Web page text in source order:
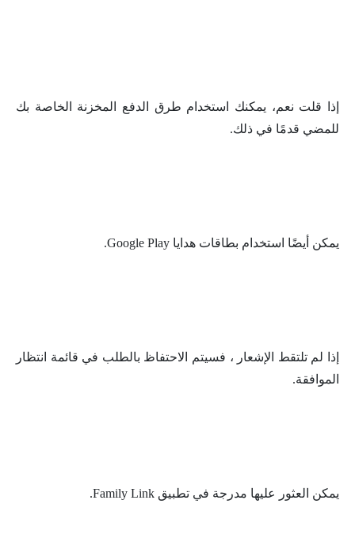
إذا قلت نعم، يمكنك استخدام طرق الدفع المخزنة الخاصة بك
للمضي قدمًا في ذلك.
يمكن أيضًا استخدام بطاقات هدايا Google Play.
إذا لم تلتقط الإشعار ، فسيتم الاحتفاظ بالطلب في قائمة انتظار
الموافقة.
يمكن العثور عليها مدرجة في تطبيق Family Link.